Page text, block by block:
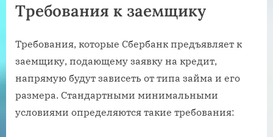
Требования к заемщику
Требования, которые Сбербанк предъявляет к
заемщику, подающему заявку на кредит,
напрямую будут зависеть от типа займа и его
размера. Стандартными минимальными
условиями определяются такие требования: